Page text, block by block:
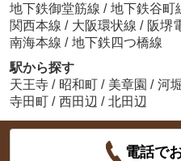
地下鉄御堂筋線 / 地下鉄谷町
関西本線 / 大阪環状線 / 阪堺
南海本線 / 地下鉄四つ橋線
駅から探す
天王寺 / 昭和町 / 美章園 / 河
寺田町 / 西田辺 / 北田辺
電話で